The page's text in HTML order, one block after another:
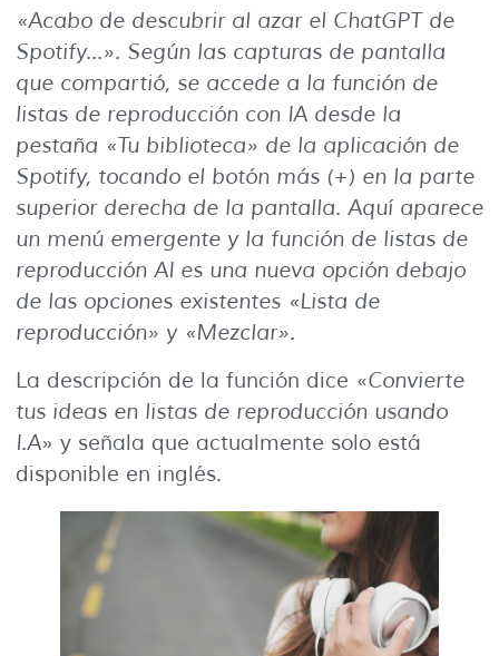
«Acabo de descubrir al azar el ChatGPT de
Spotify…». Según las capturas de pantalla
que compartió, se accede a la función de
listas de reproducción con IA desde la
pestaña «Tu biblioteca» de la aplicación de
Spotify, tocando el botón más (+) en la parte
superior derecha de la pantalla. Aquí aparece
un menú emergente y la función de listas de
reproducción AI es una nueva opción debajo
de las opciones existentes «Lista de
reproducción» y «Mezclar».
La descripción de la función dice «Convierte
tus ideas en listas de reproducción usando
I.A» y señala que actualmente solo está
disponible en inglés.